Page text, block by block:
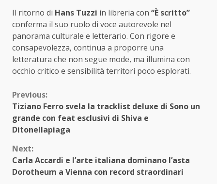
Il ritorno di Hans Tuzzi in libreria con “È scritto”
conferma il suo ruolo di voce autorevole nel
panorama culturale e letterario. Con rigore e
consapevolezza, continua a proporre una
letteratura che non segue mode, ma illumina con
occhio critico e sensibilità territori poco esplorati.
Continue
Reading
Previous:
Tiziano Ferro svela la tracklist deluxe di Sono un
grande con feat esclusivi di Shiva e
Ditonellapiaga
Next:
Carla Accardi e l’arte italiana dominano l’asta
Dorotheum a Vienna con record straordinari